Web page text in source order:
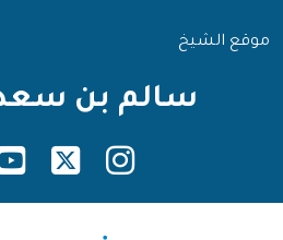
موقع الشيخ
سالم بن